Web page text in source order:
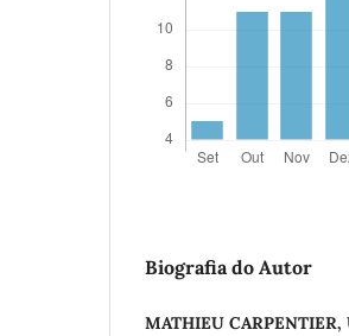
Biografia do Autor
MATHIEU